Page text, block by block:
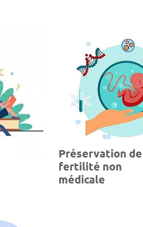
Préservation de
fertilité non
médicale